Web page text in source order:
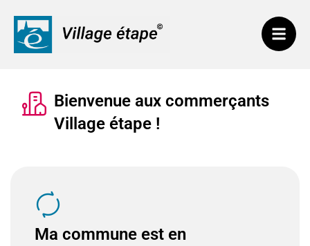
Bienvenue aux commerçants
Village étape !
Ma commune est en